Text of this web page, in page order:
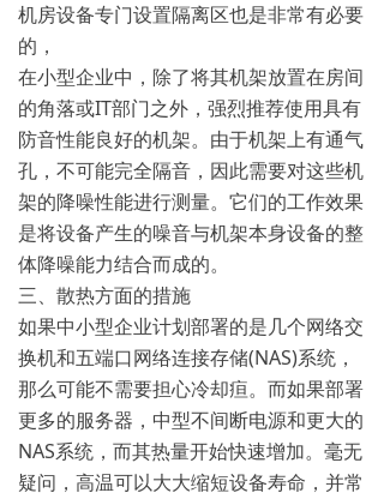
机房设备专门设置隔离区也是非常有必要
的，
在小型企业中，除了将其机架放置在房间
的角落或IT部门之外，强烈推荐使用具有
防音性能良好的机架。由于机架上有通气
孔，不可能完全隔音，因此需要对这些机
架的降噪性能进行测量。它们的工作效果
是将设备产生的噪音与机架本身设备的整
体降噪能力结合而成的。
三、散热方面的措施
如果中小型企业计划部署的是几个网络交
换机和五端口网络连接存储(NAS)系统，
那么可能不需要担心冷却疸。而如果部署
更多的服务器，中型不间断电源和更大的
NAS系统，而其热量开始快速增加。毫无
疑问，高温可以大大缩短设备寿命，并常